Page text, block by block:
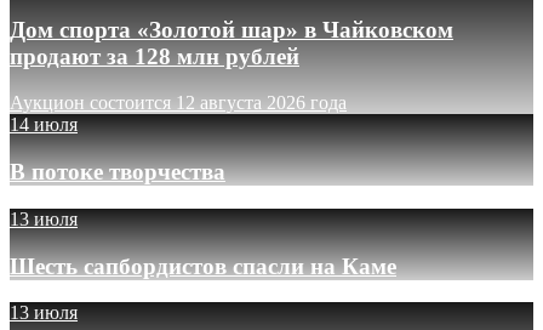
Дом спорта «Золотой шар» в Чайковском
продают за 128 млн рублей
Аукцион состоится 12 августа 2026 года
14 июля
В потоке творчества
13 июля
Шесть сапбордистов спасли на Каме
13 июля